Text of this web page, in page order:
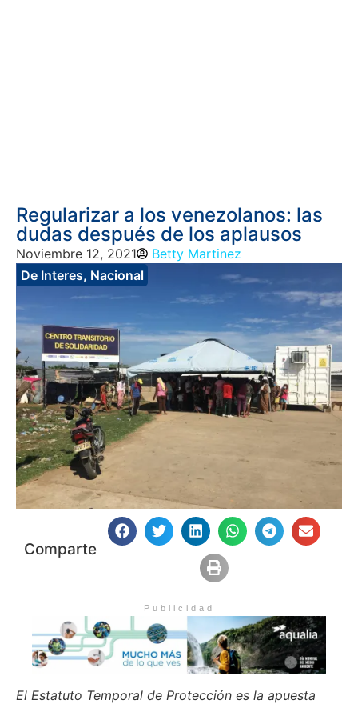
Regularizar a los venezolanos: las
dudas después de los aplausos
Noviembre 12, 2021
Betty Martinez
De Interes, Nacional
Comparte
Publicidad
El Estatuto Temporal de Protección es la apuesta